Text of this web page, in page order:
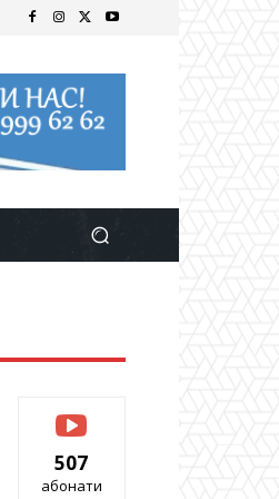
507
абонати